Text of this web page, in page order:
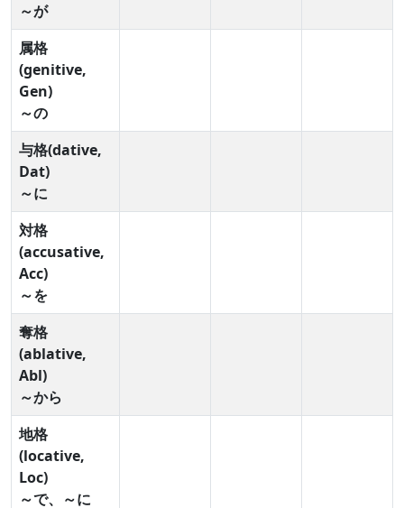
～が
属格
(genitive,
Gen)
～の
与格(dative,
Dat)
～に
対格
(accusative,
Acc)
～を
奪格
(ablative,
Abl)
～から
地格
(locative,
Loc)
～で、～に